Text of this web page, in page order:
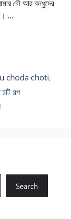
বৌ আর বন্ধুদের
…
choda choti,
গল্প
Search